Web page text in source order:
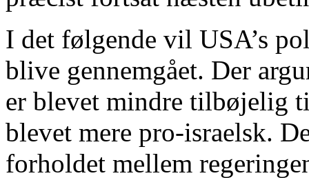
I det følgende vil USA’s
blive gennemgået. Der
er blevet mindre tilbøjelig
blevet mere pro-israelsk.
forholdet mellem